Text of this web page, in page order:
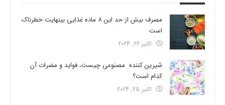
مصرف بیش از حد این 8 ماده غذایی بینهایت خطرناک
است
اکتبر 26, 2024
شیرین کننده مصنوعی چیست، فواید و مضرات آن
کدام است؟
اکتبر 25, 2024